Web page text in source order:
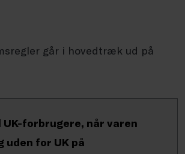
går i hovedtræk ud på
forbrugere, når varen
uden for UK på